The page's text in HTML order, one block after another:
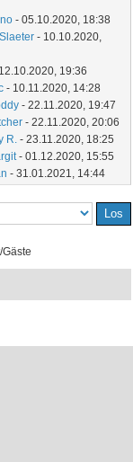
- 05.10.2020, 18:38
- 10.10.2020,
19:36
- 10.11.2020, 14:28
- 22.11.2020, 19:47
- 22.11.2020, 20:06
R. - 23.11.2020, 18:25
- 01.12.2020, 15:55
- 31.01.2021, 14:44